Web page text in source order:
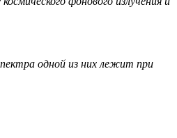
одной из них лежит при